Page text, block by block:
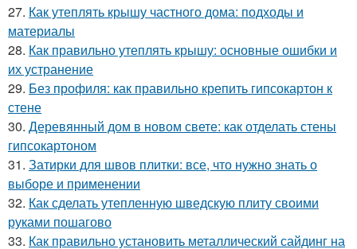
27. Как утеплять крышу частного дома: подходы и
материалы
28. Как правильно утеплять крышу: основные ошибки и
их устранение
29. Без профиля: как правильно крепить гипсокартон к
стене
30. Деревянный дом в новом свете: как отделать стены
гипсокартоном
31. Затирки для швов плитки: все, что нужно знать о
выборе и применении
32. Как сделать утепленную шведскую плиту своими
руками пошагово
33. Как правильно установить металлический сайдинг на